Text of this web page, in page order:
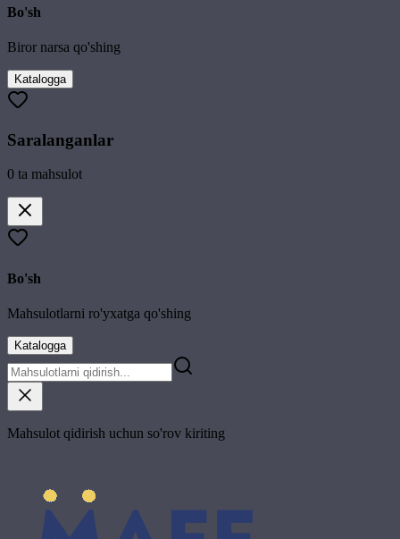
Bo'sh
Biror narsa qo'shing
Katalogga
Saralanganlar
0 ta mahsulot
Bo'sh
Mahsulotlarni ro'yxatga qo'shing
Katalogga
Mahsulot qidirish uchun so'rov kiriting